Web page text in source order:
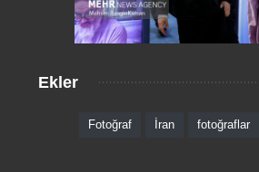
Ekler
Fotoğraf İran fotoğraflar